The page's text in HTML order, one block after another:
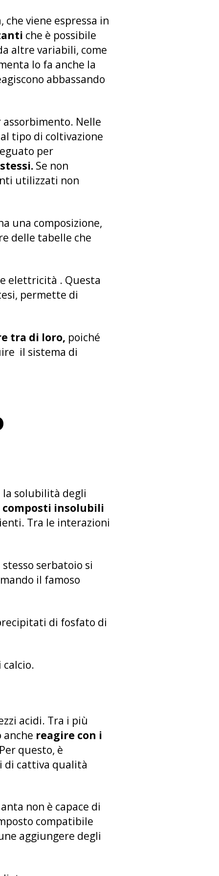
viene espressa in
che è possibile
altre variabili, come
lo fa anche la
abbassando
Nelle
tipo di coltivazione
per
Se non
utilizzati non
una composizione,
delle tabelle che
elettricità . Questa
permette di
tra di loro, poiché
il sistema di
solubilità degli
insolubili
Tra le interazioni
serbatoio si
il famoso
di fosfato di
acidi. Tra i più
reagire con i
questo, è
di cattiva qualità
non è capace di
compatibile
aggiungere degli